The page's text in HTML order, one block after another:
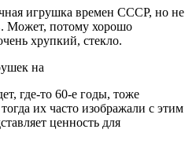
игрушка времен СССР, но не
Может, потому хорошо
хрупкий, стекло.
где-то 60-е годы, тоже
их часто изображали с этим
ценность для